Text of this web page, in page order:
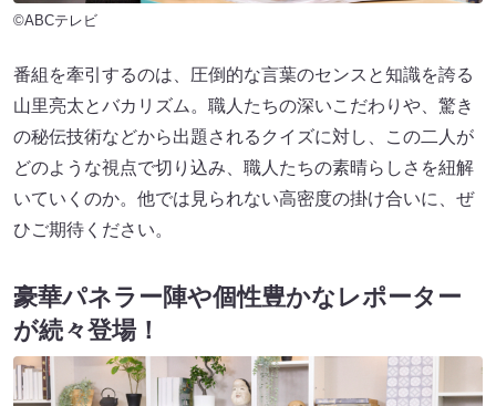
©ABCテレビ
番組を牽引するのは、圧倒的な言葉のセンスと知識を誇る
山里亮太とバカリズム。職人たちの深いこだわりや、驚き
の秘伝技術などから出題されるクイズに対し、この二人が
どのような視点で切り込み、職人たちの素晴らしさを紐解
いていくのか。他では見られない高密度の掛け合いに、ぜ
ひご期待ください。
豪華パネラー陣や個性豊かなレポーター
が続々登場！